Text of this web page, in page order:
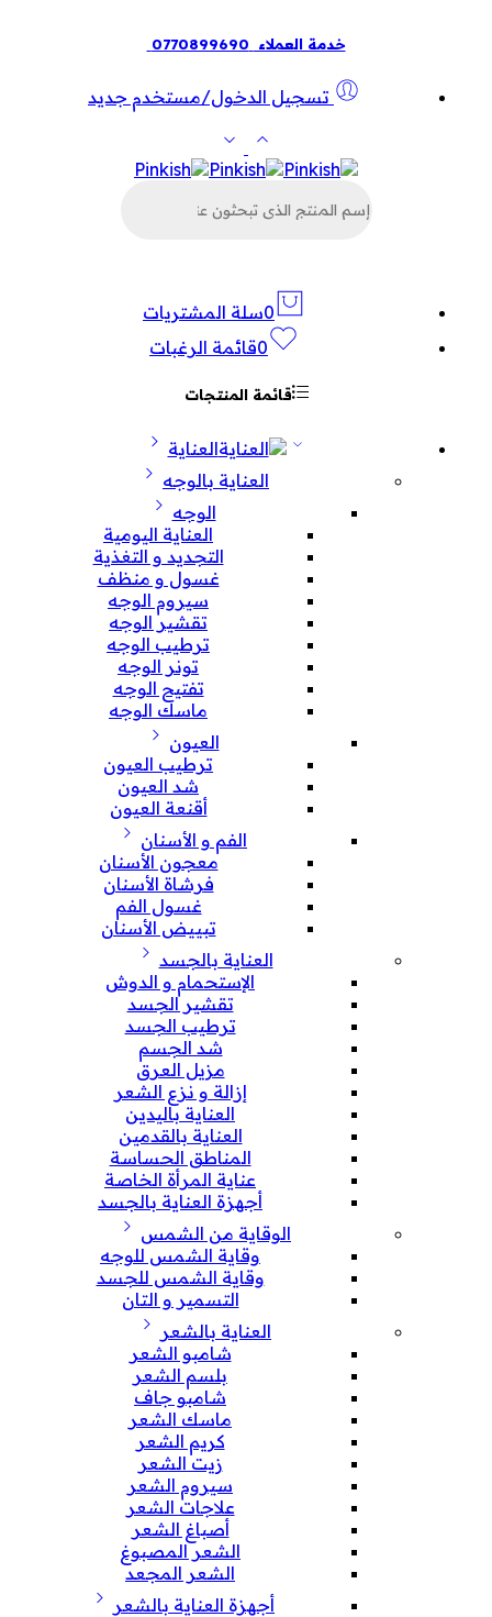
خدمة العملاء 0770899690
تسجيل الدخول/مستخدم جديد
عن
0سلة المشتريات
0قائمة الرغبات
قائمة المنتجات
العناية
العناية بالوجه
الوجه
العناية اليومية
التجديد و التغذية
غسول و منظف
سيروم الوجه
تقشير الوجه
ترطيب الوجه
تونر الوجه
تفتيح الوجه
ماسك الوجه
العيون
ترطيب العيون
شد العيون
أقنعة العيون
الفم و الأسنان
معجون الأسنان
فرشاة الأسنان
غسول الفم
تبييض الأسنان
العناية بالجسد
الإستحمام و الدوش
تقشير الجسد
ترطيب الجسد
شد الجسم
مزيل العرق
إزالة و نزع الشعر
العناية باليدين
العناية بالقدمين
المناطق الحساسة
عناية المرأة الخاصة
أجهزة العناية بالجسد
الوقاية من الشمس
وقاية الشمس للوجه
وقاية الشمس للجسد
التسمير و التان
العناية بالشعر
شامبو الشعر
بلسم الشعر
شامبو جاف
ماسك الشعر
كريم الشعر
زيت الشعر
سيروم الشعر
علاجات الشعر
أصباغ الشعر
الشعر المصبوغ
الشعر المجعد
أجهزة العناية بالشعر